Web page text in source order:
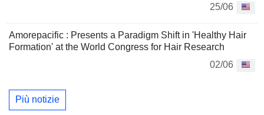
25/06
Amorepacific : Presents a Paradigm Shift in 'Healthy Hair
Formation' at the World Congress for Hair Research
02/06
Più notizie